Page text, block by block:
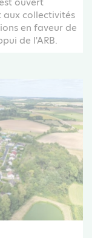
aux collectivités
en faveur de
de l'ARB.